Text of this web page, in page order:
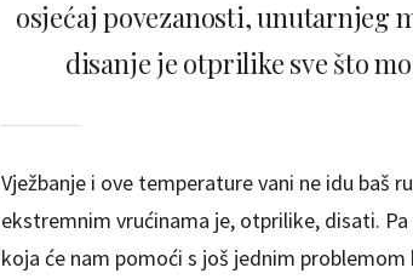
osjećaj povezanosti, unutarnjeg
disanje je otprilike sve što
Vježbanje i ove temperature vani ne idu baš
ekstremnim vrućinama je, otprilike, disati.
koja će nam pomoći s još jednim